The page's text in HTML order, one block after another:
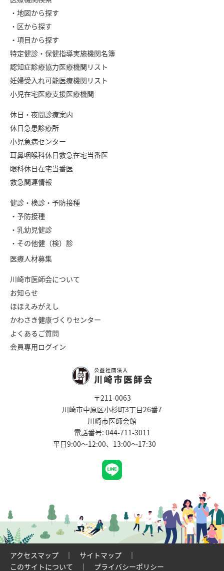
・地図から探す
・区から探す
・項目から探す
特定健診・保健指導実施機関名簿
認知症診療協力医療機関リスト
妊婦受入れ可能医療機関リスト
小児在宅医療支援医療機関
休日・夜間診療案内
休日急患診療所
小児急病センター
耳鼻咽喉科休日救急在宅当番医
眼科休日在宅当番医
救急関連情報
健診・検診・予防接種
・予防接種
・乳幼児健診
・その他健（検）診
医療人材募集
川崎市医師会について
お知らせ
ほほえみがえし
かわさき健康づくりセンター
よくあるご質問
会員専用ログイン
〒211-0063
川崎市中原区小杉町3丁目26番7
川崎市医師会館
電話番号: 044-711-3011
平日9:00～12:00、13:00～17:30
アクセスマップ
サイトマップ
このサイトについて
プライバシーポリシー